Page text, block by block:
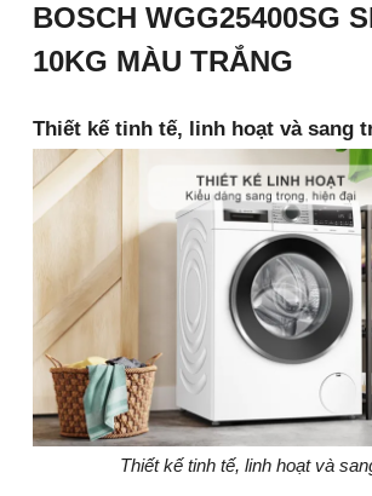
BOSCH WGG25400SG
10KG MÀU TRẮNG
Thiết kế tinh tế, linh hoạt và sang
Thiết kế tinh tế, linh hoạt và